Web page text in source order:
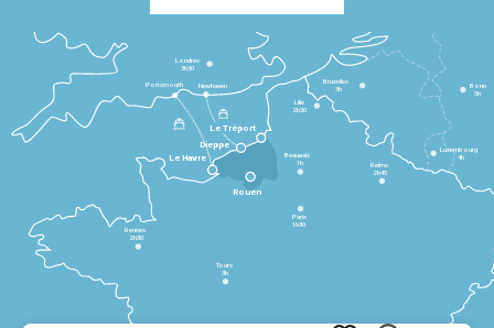
Le Havre
Dieppe
Le Tréport
Rennes
2h30
Tours
3h
Paris
1h30
Beauvais
1h
Reims
2h45
Lille
2h30
Bruxelles
3h
Londres
3h30
Newhaven
Portsmouth
Bonn
5h
Luxembourg
4h
Rouen